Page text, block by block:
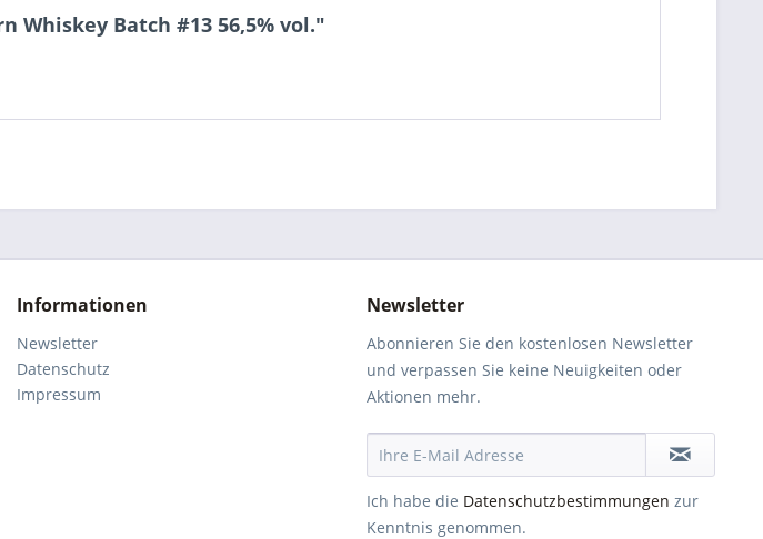
Whiskey Batch #13 56,5% vol."
Informationen
Newsletter
Datenschutz
Impressum
Newsletter
Abonnieren Sie den kostenlosen Newsletter
und verpassen Sie keine Neuigkeiten oder
Aktionen mehr.
Ich habe die Datenschutzbestimmungen zur
Kenntnis genommen.